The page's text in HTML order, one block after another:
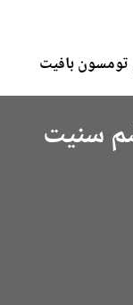
تومسون بافيت
سنيت